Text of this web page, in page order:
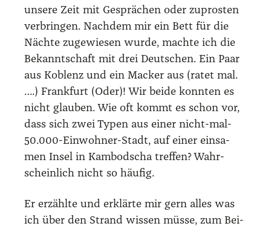
unse­re Zeit mit Gesprä­chen oder zupros­ten
ver­brin­gen. Nach­dem mir ein Bett für die
Näch­te zuge­wie­sen wur­de, mach­te ich die
Bekannt­schaft mit drei Deut­schen. Ein Paar
aus Koblenz und ein Macker aus (ratet mal.
….) Frank­furt (Oder)! Wir bei­de konn­ten es
nicht glau­ben. Wie oft kommt es schon vor,
dass sich zwei Typen aus einer nicht-mal-
50.000-Einwohner-Stadt, auf einer ein­sa­
men Insel in Kam­bo­dscha tref­fen? Wahr­
schein­lich nicht so häu­fig.
Er erzähl­te und erklär­te mir gern alles was
ich über den Strand wis­sen müs­se, zum Bei­